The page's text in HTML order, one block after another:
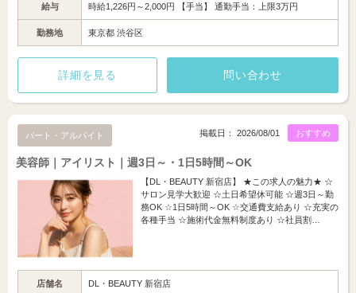
給与 時給1,226円～2,000円 【手当】 通勤手当：上限3万円
勤務地 東京都 渋谷区
詳細を見る 問い合わせ
パート・アルバイト おすすめ
掲載日： 2026/08/01
美容師｜アイリスト｜週3日～・1日5時間～OK
【DL・BEAUTY 新宿店】 ★この求人の魅力★ ☆
サロン見学大歓迎 ☆土日希望休可能 ☆週3日～勤
務OK ☆1日5時間～OK ☆交通費支給あり ☆充実の
各種手当 ☆施術代金無料制度あり ☆社員割…
店舗名 DL・BEAUTY 新宿店